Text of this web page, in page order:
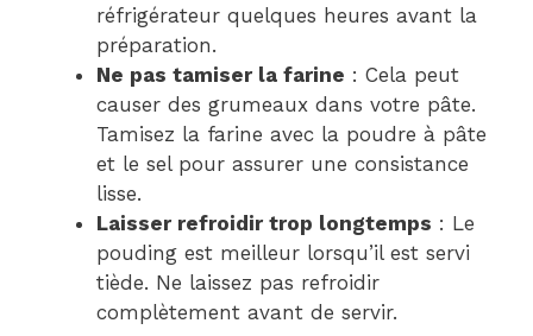
réfrigérateur quelques heures avant la
préparation.
Ne pas tamiser la farine : Cela peut
causer des grumeaux dans votre pâte.
Tamisez la farine avec la poudre à pâte
et le sel pour assurer une consistance
lisse.
Laisser refroidir trop longtemps : Le
pouding est meilleur lorsqu’il est servi
tiède. Ne laissez pas refroidir
complètement avant de servir.